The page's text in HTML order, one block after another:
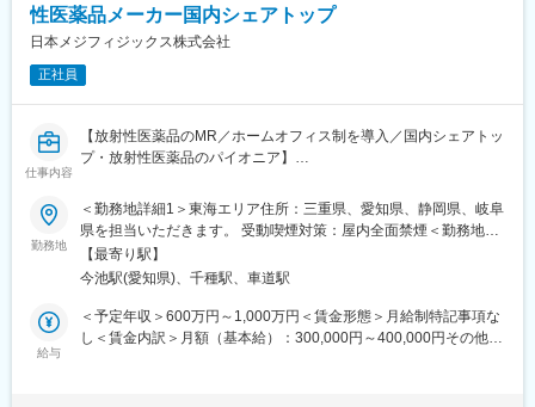
療を進化させるソリューションを構築しました。患者様の心をつ
かみ、診療への自信をいっそう深めていただけるようお手伝いし
ます。
https://www.youtube.com/watch?v=AeJ9QNfSKQg
■働き方
担当いただきますので、出張が発生する場合があります。
【当社の特徴】
■マウスピース矯正の世界TOPシェア
当社はマウスピース矯正製品を提供する外資系歯科メーカーで、
歯科矯正を通じ「人々の笑顔を作り、人生を変える」ことを目標
としております。マウスピース矯正のパイオニアであり、圧倒的
性医薬品メーカー国内シェアトップ
日本メジフィジックス株式会社
正社員
仕事内容
【放射性医薬品のMR／ホームオフィス制を導入／国内シェアトッ
プ・放射性医薬品のパイオニア】
【はじめに】
今回は、放射性医薬品（診断薬）のMRを募集します。SPECT検
査やPET検査を中心とした核医学と呼ばれる画像診断に関わる
「放射性医薬品」の情報提供を行います。
【魅力ポイント】
■やりがい：
勤務地
＜勤務地詳細1＞東海エリア住所：三重県、愛知県、静岡県、岐阜
県を担当いただきます。 受動喫煙対策：屋内全面禁煙＜勤務地詳
細2＞名古屋支店住所：愛知県名古屋市千種区内山3丁目7番3号
（ＮＴＰプラザ千種内山5階）勤務地最寄駅：名古屋市営地下鉄東
める事業所（リモートワーク含む）
【最寄り駅】
今池駅(愛知県)、千種駅、車道駅
給与
＜予定年収＞600万円～1,000万円＜賃金形態＞月給制特記事項な
し＜賃金内訳＞月額（基本給）：300,000円～400,000円その他固